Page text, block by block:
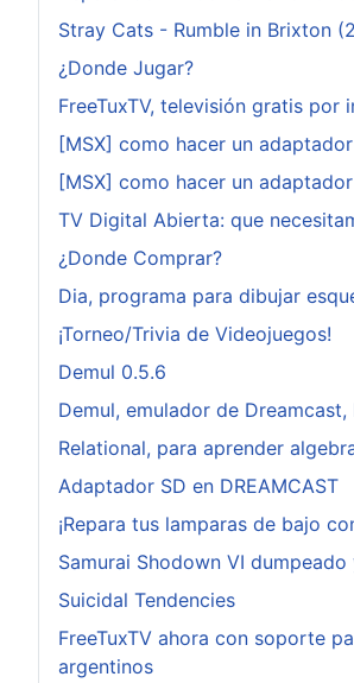
Stray Cats - Rumble in Brixton
¿Donde Jugar?
FreeTuxTV, televisión gratis por
[MSX] como hacer un
[MSX] como hacer un
TV Digital Abierta: que
¿Donde Comprar?
Dia, programa para dibujar
¡Torneo/Trivia de Videojuegos!
Demul 0.5.6
Demul, emulador de
Relational, para aprender
Adaptador SD en DREAMCAST
¡Repara tus lamparas de bajo
Samurai Shodown VI dumpeado
Suicidal Tendencies
FreeTuxTV ahora con soporte
argentinos